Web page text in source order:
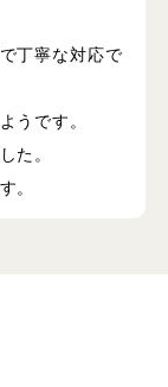
丁寧な対応で
うです。
た。
。